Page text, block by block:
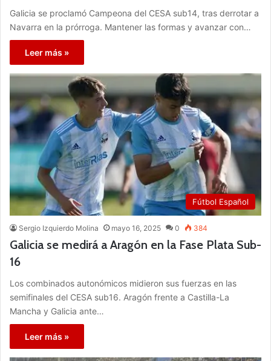
Galicia se proclamó Campeona del CESA sub14, tras derrotar a
Navarra en la prórroga. Mantener las formas y avanzar con…
Leer más »
Fútbol Español
Sergio Izquierdo Molina mayo 16, 2025 0 384
Galicia se medirá a Aragón en la Fase Plata Sub-
16
Los combinados autonómicos midieron sus fuerzas en las
semifinales del CESA sub16. Aragón frente a Castilla-La
Mancha y Galicia ante…
Leer más »